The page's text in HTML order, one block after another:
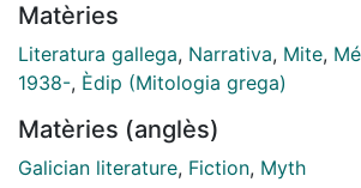
na cultura galega, e ademais é un
conscientemente na conformación
Adscritos abertamente nunha
influencias diversas. O resultado é un
tecido mediante autorreferencias,
Matèries
Literatura gallega, Narrativa, Mite,
1938-, Èdip (Mitologia grega)
Matèries (anglès)
Galician literature, Fiction, Myth